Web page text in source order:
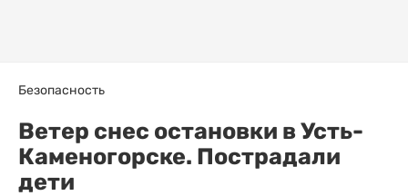
Безопасность
Ветер снес остановки в Усть-
Каменогорске. Пострадали
дети